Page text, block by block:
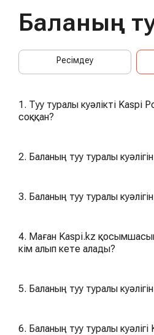
Баланың
Ресімдеу
1. Туу туралы куәлікті Kaspi
соққан?
2. Баланың туу туралы
3. Баланың туу туралы
4. Маған Kaspi.kz
кім алып кете алады?
5. Баланың туу туралы
6. Баланың туу туралы